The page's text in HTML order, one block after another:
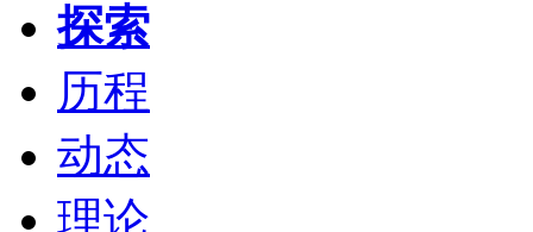
探索
历程
动态
理论